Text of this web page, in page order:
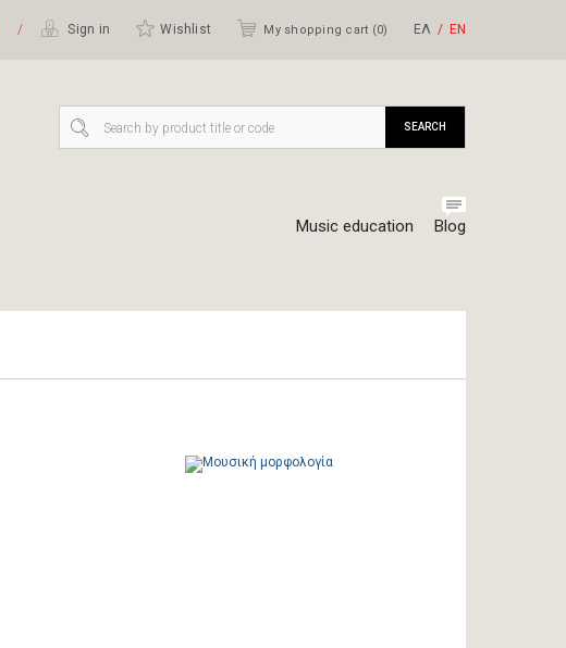
/ Sign in Wishlist My shopping cart (0) ΕΛ ΕΝ
Music education Blog
SEARCH